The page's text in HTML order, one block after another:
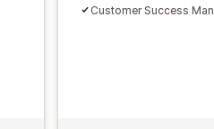
Customer Success